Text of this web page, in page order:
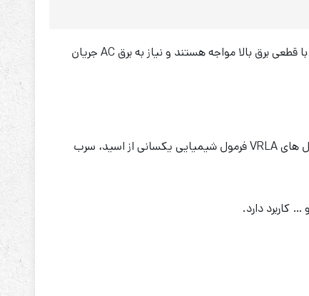
باتری موریسل 1.2 آمپر 6 ولت یک باتری سیلد لید اسید است که در انواع کاربردهای برقی استفاده می‌شوند. به خصوص در محل‌هایی که با قطعی برق بالا مواجه هستند و نیاز به برق AC جریان
این نوع باتری‌ها از دو پلیت سربی تشکیل می‌شوند که نقش الکترود را سولفوریک اسید بازی می‌کند و الکترولیت را تشکیل می‌دهند. سلول های VRLA فرمول شیمیایی یکسانی از اسید، سرب